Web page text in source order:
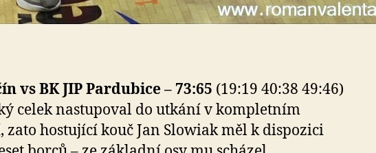
vs BK JIP Pardubice – 73:65 (19:19 40:38 49:46)
celek nastupoval do utkání v kompletním
zato hostující kouč Jan Slowiak měl k dispozici